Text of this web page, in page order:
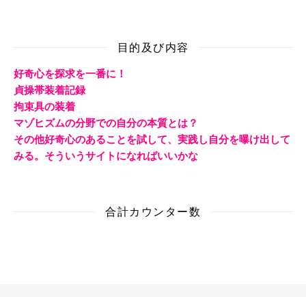
目的及び内容
好奇心を探求を一番に！
貞操帯装着記録
拘束具の装着
マゾヒズムの分野での自分の本質とは？
その他好奇心のあることを試して、実践し自分を曝け出して
みる。そういうサイトになればいいかな
合計カウンター数